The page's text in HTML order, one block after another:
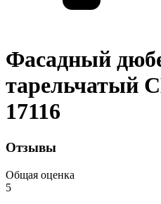
Фасадный
тарельчатый
17116
Отзывы
Общая оценка
5